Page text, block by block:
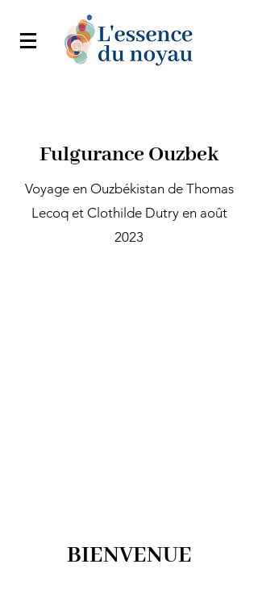
Fulgurance Ouzbek
Voyage en Ouzbékistan de Thomas
Lecoq et Clothilde Dutry en août
2023
BIENVENUE